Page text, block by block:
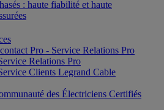
: haute fiabilité et haute
Pro - Service Relations Pro
Relations Pro
Clients Legrand Cable
des Électriciens Certifiés